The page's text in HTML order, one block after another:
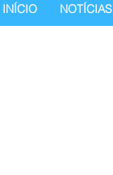
INÍCIO NOTÍCIAS